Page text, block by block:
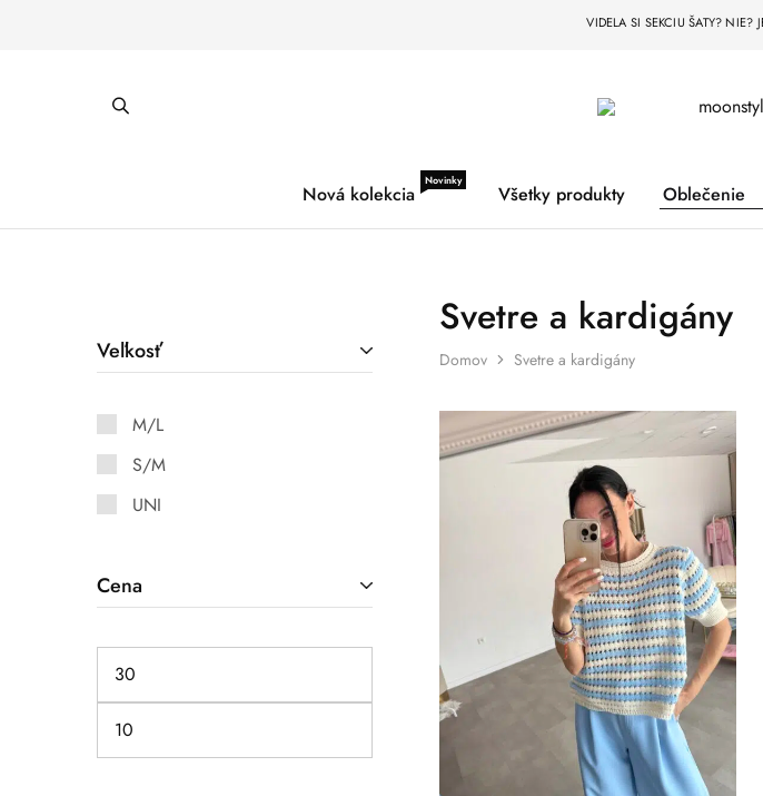
VIDELA SI SEKCIU ŠATY? NIE?
moonstyle.sk
Nová kolekcia
Novinky
Všetky produkty Oblečenie
Svetre a kardigány
Domov Svetre a kardigány
Veľkosť
M/L
S/M
UNI
Cena